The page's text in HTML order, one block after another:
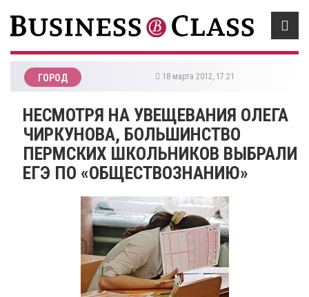
ГОРОД 18 марта 2012, 17:21
НЕСМОТРЯ НА УВЕЩЕВАНИЯ ОЛЕГА
ЧИРКУНОВА, БОЛЬШИНСТВО
ПЕРМСКИХ ШКОЛЬНИКОВ ВЫБРАЛИ
ЕГЭ ПО «ОБЩЕСТВОЗНАНИЮ»